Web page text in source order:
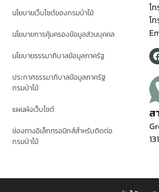
นโยบายเว็บไซต์ของกรมป่าไม้
นโยบายการคุ้มครองข้อมูลส่วนบุคคล
นโยบายธรรมาภิบาลข้อมูลภาครัฐ
ประกาศธรรมาภิบาลข้อมูลภาครัฐ
กรมป่าไม้
แผนผังเว็บไซต์
ช่องทางอิเล็กทรอนิกส์สำหรับติดต่อ
กรมป่าไม้
โ
โ
ส